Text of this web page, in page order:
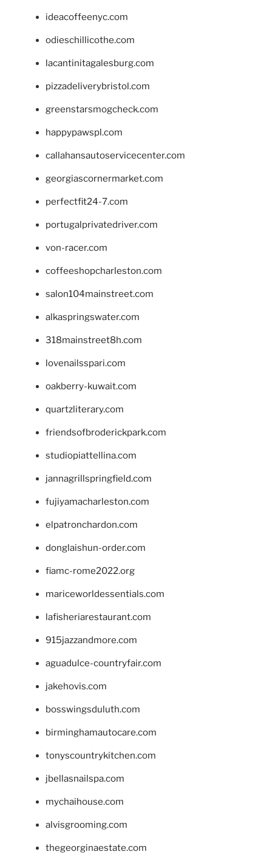
ideacoffeenyc.com
odieschillicothe.com
lacantinitagalesburg.com
pizzadeliverybristol.com
greenstarsmogcheck.com
happypawspl.com
callahansautoservicecenter.com
georgiascornermarket.com
perfectfit24-7.com
portugalprivatedriver.com
von-racer.com
coffeeshopcharleston.com
salon104mainstreet.com
alkaspringswater.com
318mainstreet8h.com
lovenailsspari.com
oakberry-kuwait.com
quartzliterary.com
friendsofbroderickpark.com
studiopiattellina.com
jannagrillspringfield.com
fujiyamacharleston.com
elpatronchardon.com
donglaishun-order.com
fiamc-rome2022.org
mariceworldessentials.com
lafisheriarestaurant.com
915jazzandmore.com
aguadulce-countryfair.com
jakehovis.com
bosswingsduluth.com
birminghamautocare.com
tonyscountrykitchen.com
jbellasnailspa.com
mychaihouse.com
alvisgrooming.com
thegeorginaestate.com